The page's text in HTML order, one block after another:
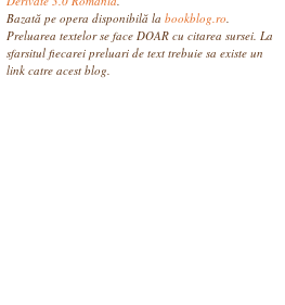
Bazată pe opera disponibilă la bookblog.ro
Preluarea textelor se face DOAR cu citarea sursei. La
sfarsitul fiecarei preluari de text trebuie sa existe un
link catre acest blog.